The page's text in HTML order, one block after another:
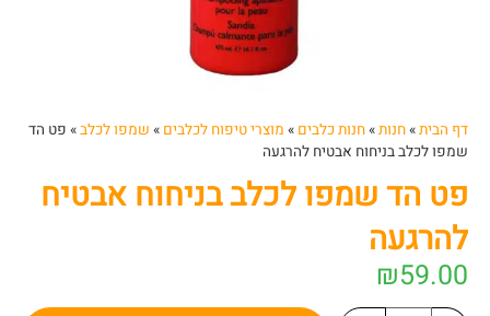
דף הבית»חנות»חנות כלבים » מוצרי טיפוח לכלבים » שמפו לכלב» פט הד
שמפו לכלב בניחוח אבטיח להרגעה
פט הד שמפו לכלב בניחוח אבטיח
להרגעה
₪59.00